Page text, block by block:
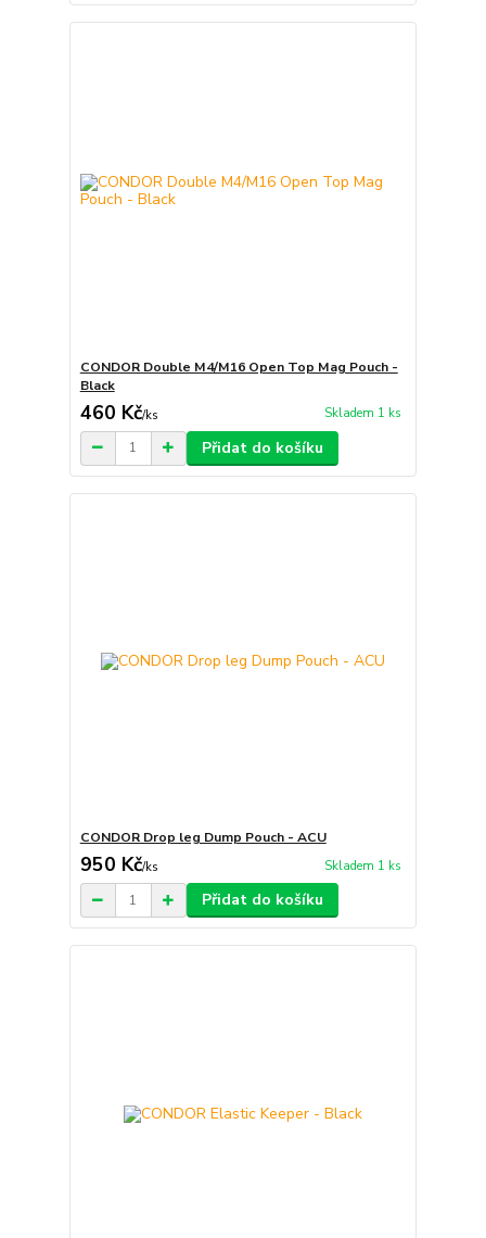
CONDOR Double M4/M16 Open Top Mag Pouch -
Black
460 Kč/ks Skladem 1 ks
Přidat do košíku
CONDOR Drop leg Dump Pouch - ACU
950 Kč/ks Skladem 1 ks
Přidat do košíku